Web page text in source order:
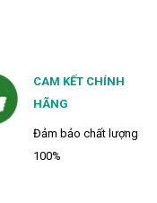
CAM KẾT CHÍNH
HÃNG
Đảm bảo chất lượng
100%